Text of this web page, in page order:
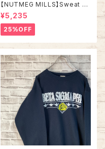
【NUTMEG MILLS】Sweat XL
Made in USA 90s “UNIVER
SITY OF TENNESSEE” vinta
ge ナツメグミルズ カレッジモノ
カレッジロゴ テネシー大学 スウ
ェット トレーナー ヴィンテージ
アメリカ USA 古着
¥5,235
25%OFF